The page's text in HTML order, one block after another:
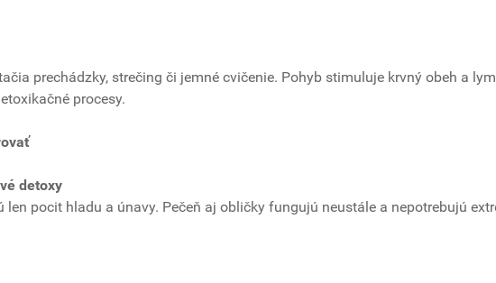
prechádzky, strečing či jemné cvičenie. Pohyb stimuluje krvný obeh a
procesy.
detoxy
pocit hladu a únavy. Pečeň aj obličky fungujú neustále a nepotrebujú